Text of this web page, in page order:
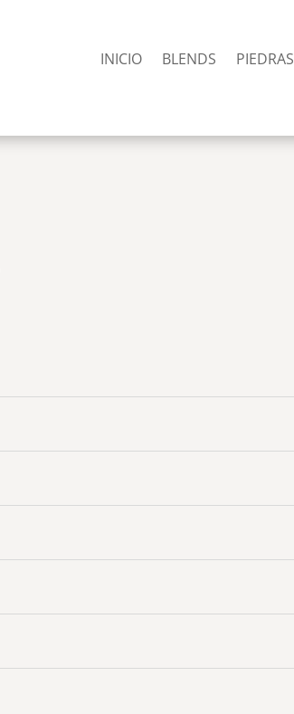
INICIO BLENDS PIEDRAS